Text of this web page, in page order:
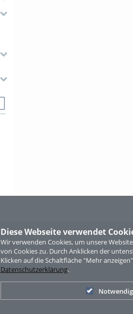
Diese Webseite verwendet
Wir verwenden Cookies, um unsere
von Cookies zu. Durch Anklicken der
Klicken auf die Schaltfläche "Mehr
Datenschutzerklärung.
Notwendig